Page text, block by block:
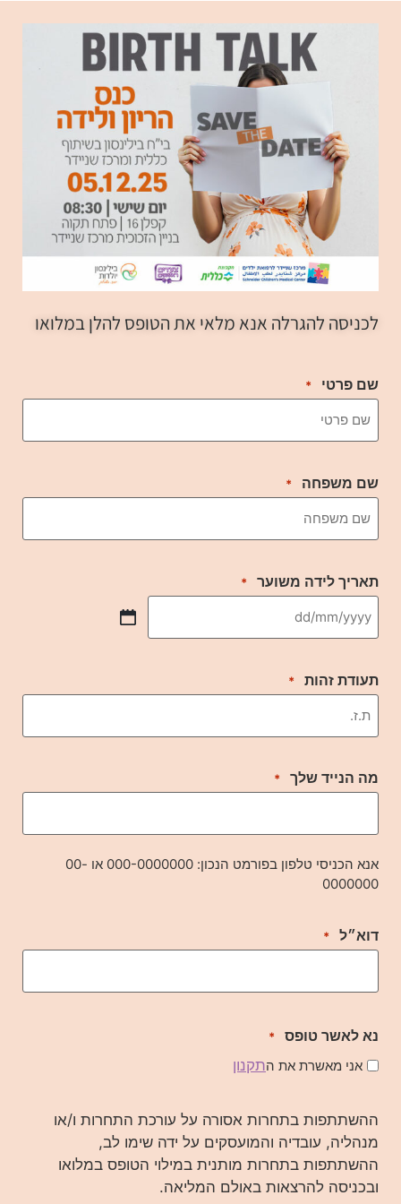
לכניסה להגרלה אנא מלאי את הטופס להלן במלואו
שם פרטי *
שם משפחה *
תאריך לידה משוער *
תעודת זהות *
מה הנייד שלך *
אנא הכניסי טלפון בפורמט הנכון: 000-0000000 או 00-
0000000
דוא״ל *
נא לאשר טופס *
אני מאשרת את התקנון
ההשתתפות בתחרות אסורה על עורכת התחרות ו/או
מנהליה, עובדיה והמועסקים על ידה שימו לב,
ההשתתפות בתחרות מותנית במילוי הטופס במלואו
ובכניסה להרצאות באולם המליאה.